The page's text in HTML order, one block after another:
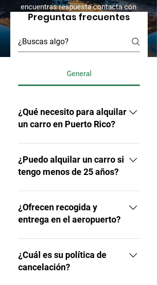
encuentras respuesta contacta con
nosotros
Preguntas frecuentes
General
¿Qué necesito para alquilar
un carro en Puerto Rico?
Necesitarás una licencia de
conducir válida, una tarjeta de
crédito a tu nombre y prueba
un seguro con nosotros).
¿Puedo alquilar un carro si
tengo menos de 25 años?
Sí, pero los conductores entre
21 y 24 años pueden estar
sujetos a una tarifa adicional
restricciones.
¿Ofrecen recogida y
entrega en el aeropuerto?
Sí, ofrecemos servicios
convenientes de recogida y
entrega en el Aeropuerto
¿Cuál es su política de
cancelación?